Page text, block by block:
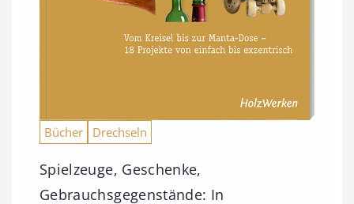
Bücher Drechseln
Spielzeuge, Geschenke,
Gebrauchsgegenstände: In